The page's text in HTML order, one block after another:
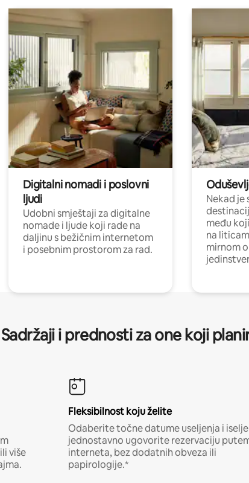
Digitalni nomadi i poslovni
ljudi
Udobni smještaji za digitalne
nomade i ljude koji rade na
daljinu s bežičnim internetom
i posebnim prostorom za rad.
Nekad je
među
na
mirnom
Sadržaji i prednosti za one koji
više
Fleksibilnost koju želite
Odaberite točne datume useljenja i
jednostavno ugovorite rezervaciju
interneta, bez dodatnih obveza ili
papirologije.*